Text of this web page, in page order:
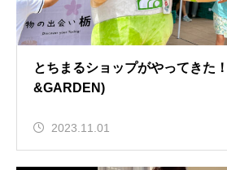
とちまるショップがやってきた
&GARDEN)
2023.11.01